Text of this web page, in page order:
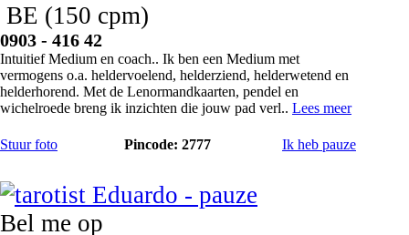
BE (150 cpm)
0903 - 416 42
Intuitief Medium en coach.. Ik ben een Medium met
vermogens o.a. heldervoelend, helderziend, helderwetend en
helderhorend. Met de Lenormandkaarten, pendel en
wichelroede breng ik inzichten die jouw pad verl.. Lees meer
Stuur foto Pincode: 2777 Ik heb pauze
Bel me op